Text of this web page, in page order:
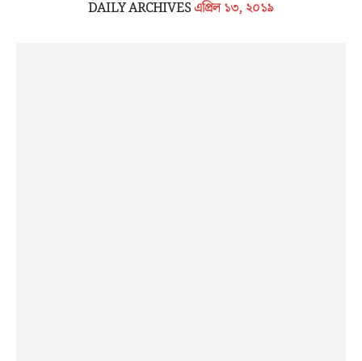
DAILY ARCHIVESএপ্রিল ১৩, ২০১৯